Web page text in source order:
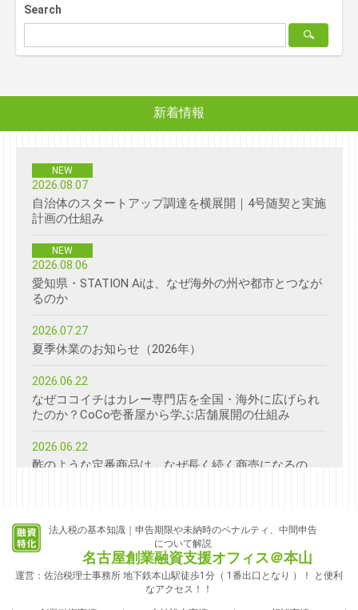
Search

新着情報
NEW
2026.08.07
自治体のスタートアップ調達を横展開｜4号随契と実施
計画の仕組み
NEW
2026.08.06
愛知県・STATION Aiは、なぜ海外の州や都市とつなが
るのか
2026.07.27
夏季休業のお知らせ（2026年）
2026.06.22
なぜココイチはカレー専門店を全国・海外に広げられ
たのか？CoCo壱番屋から学ぶ店舗展開の仕組み
2026.06.22
酢のような定番商品は、なぜ長く続く商売になるの
か？ミツカンから学ぶリピートと用途提案の仕組み
シヤチハタ（シャチハタ）はハンコを売っているの
か？「しるしの価値」から考える商売の見方
2026.06.22
コメ兵（こめひょう）はなぜ“買い取る力”が重要なの
法人税の基本知識｜申告期限や未納時のペナルティ、中間申告
について解説
名古屋創業融資支援オフィス＠本山
運営：佐治税理士事務所 地下鉄本山駅徒歩1分（ 1番出口となり ）！ と便利
なアクセス！！